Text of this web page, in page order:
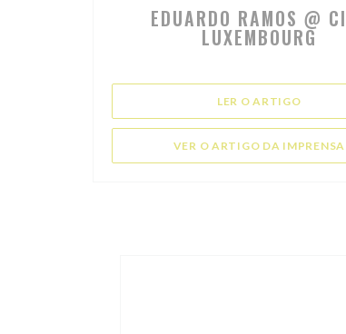
EDUARDO RAMOS @
LUXEMBOURG
LER O ARTIGO((ABRE
VER O ARTIGO DA IMPRENSA